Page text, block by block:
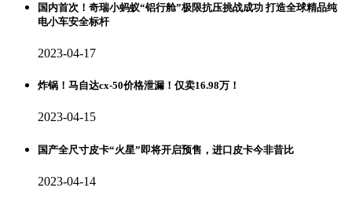
国内首次！奇瑞小蚂蚁“铝行舱”极限抗压挑战成功 打造全球精品纯
电小车安全标杆
2023-04-17
炸锅！马自达cx-50价格泄漏！仅卖16.98万！
2023-04-15
国产全尺寸皮卡“火星”即将开启预售，进口皮卡今非昔比
2023-04-14